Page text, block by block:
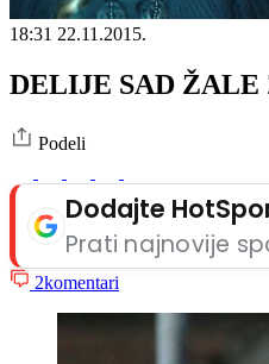
18:31 22.11.2015.
DELIJE SAD ŽALE
Podeli
Dodajte
Prati najnovije
2komentari